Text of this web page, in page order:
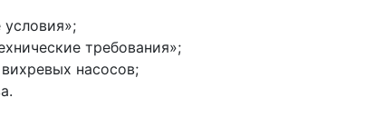
требования»;
насосов;